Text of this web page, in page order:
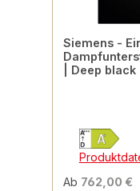
Siemens -
| Deep
Ab 762,00 €